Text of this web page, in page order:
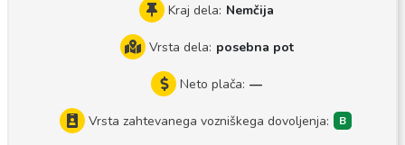
Kraj dela: Nemčija
Vrsta dela: posebna pot
Neto plača: —
Vrsta zahtevanega vozniškega dovoljenja: